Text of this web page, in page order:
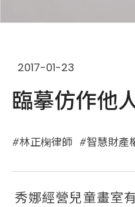
2017-01-23
臨摹仿作他
林正椈律師 智慧財產
秀娜經營兒童畫室